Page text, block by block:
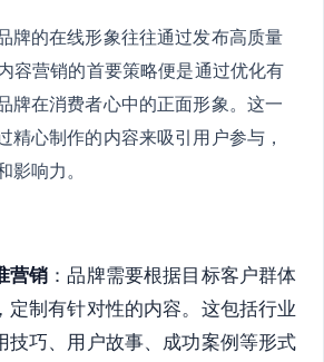
牌的在线形象往往通过发布高质量
容营销的首要策略便是通过优化有
牌在消费者心中的正面形象。这一
精心制作的内容来吸引用户参与，
影响力。
营销 ：品牌需要根据目标客户群体
定制有针对性的内容。这包括行业
技巧、用户故事、成功案例等形式